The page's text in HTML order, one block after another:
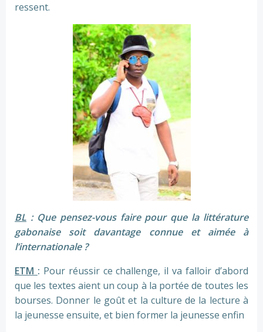
ressent.
BL : Que pensez-vous faire pour que la littérature
gabonaise soit davantage connue et aimée à
l’internationale ?
ETM : Pour réussir ce challenge, il va falloir d’abord
que les textes aient un coup à la portée de toutes les
bourses. Donner le goût et la culture de la lecture à
la jeunesse ensuite, et bien former la jeunesse enfin